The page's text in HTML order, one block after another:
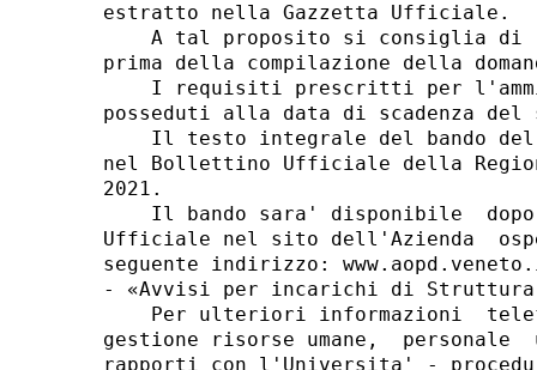
estratto nella Gazzetta Ufficiale.
A tal proposito si consiglia di
prima della compilazione della
I requisiti prescritti per
posseduti alla data di scadenza
Il testo integrale del bando
nel Bollettino Ufficiale della
2021.
Il bando sara' disponibile
Ufficiale nel sito dell'Azienda
seguente indirizzo:
- «Avvisi per incarichi di
Per ulteriori informazioni
gestione risorse umane,
rapporti con l'Universita' -